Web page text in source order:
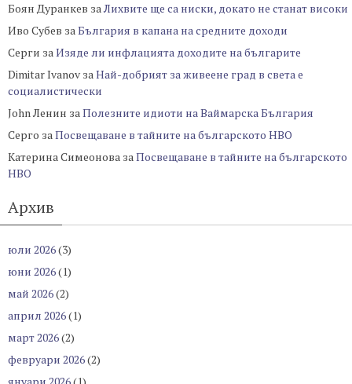
Боян Дуранкев заЛихвите ще са ниски, докато не станат високи
Иво Субев заБългария в капана на средните доходи
Серги заИзяде ли инфлацията доходите на българите
Dimitar Ivanov заНай-добрият за живеене град в света е
социалистически
John Ленин заПолезните идиоти на Ваймарска България
Серго заПосвещаване в тайните на българското НВО
Катерина Симеонова заПосвещаване в тайните на българското
НВО
Архив
юли 2026(3)
юни 2026(1)
май 2026(2)
април 2026(1)
март 2026(2)
февруари 2026(2)